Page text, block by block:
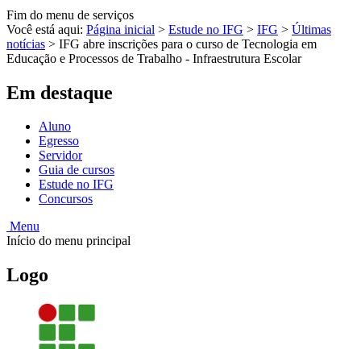
Fim do menu de serviços
Você está aqui: Página inicial > Estude no IFG > IFG > Últimas
notícias > IFG abre inscrições para o curso de Tecnologia em
Educação e Processos de Trabalho - Infraestrutura Escolar
Em destaque
Aluno
Egresso
Servidor
Guia de cursos
Estude no IFG
Concursos
Menu
Início do menu principal
Logo